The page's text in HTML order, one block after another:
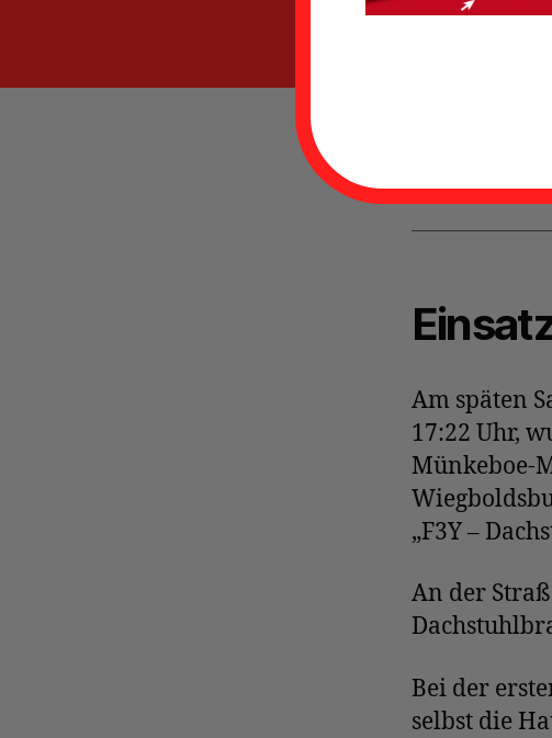
Am späten
17:22 Uhr,
Münkeboe-
„F3Y –
An der
Bei der
selbst die